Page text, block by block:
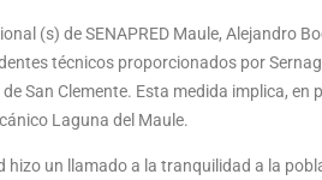
(s) de SENAPRED Maule, Alejandro
técnicos proporcionados por
San Clemente. Esta medida implica,
Laguna del Maule.
hizo un llamado a la tranquilidad a la